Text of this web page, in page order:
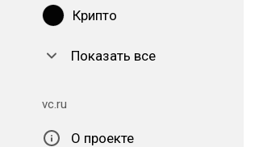
Крипто
Показать все
vc.ru
О проекте